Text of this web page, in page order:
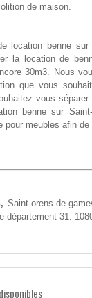
de maison.
location benne sur
la location de
30m3. Nous
que vous
vous
benne sur
pour meubles afin
Saint-orens-de-
département 31.